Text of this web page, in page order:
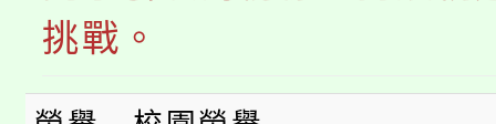
生本土語及新住民語歌
公告本校115學年度第
代理(課)教師甄選結果(
挑戰。